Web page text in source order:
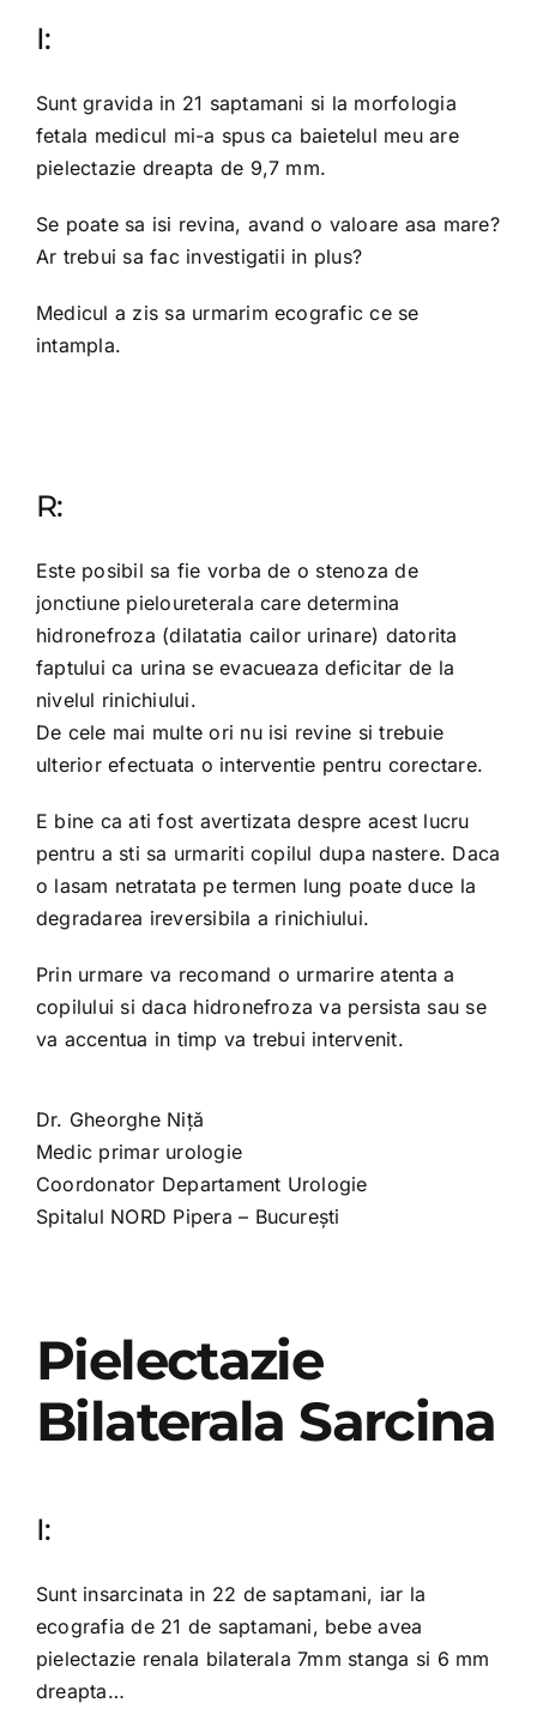
OPINIE MEDICALA
INFORMATII PACIENT
I:
Sunt gravida in 21 saptamani si la morfologia
fetala medicul mi-a spus ca baietelul meu are
pielectazie dreapta de 9,7 mm.
Se poate sa isi revina, avand o valoare asa mare?
Ar trebui sa fac investigatii in plus?
Medicul a zis sa urmarim ecografic ce se
intampla.
R:
Este posibil sa fie vorba de o stenoza de
jonctiune pieloureterala care determina
hidronefroza (dilatatia cailor urinare) datorita
faptului ca urina se evacueaza deficitar de la
nivelul rinichiului.
De cele mai multe ori nu isi revine si trebuie
ulterior efectuata o interventie pentru corectare.
E bine ca ati fost avertizata despre acest lucru
pentru a sti sa urmariti copilul dupa nastere. Daca
o lasam netratata pe termen lung poate duce la
degradarea ireversibila a rinichiului.
Prin urmare va recomand o urmarire atenta a
copilului si daca hidronefroza va persista sau se
va accentua in timp va trebui intervenit.
Dr. Gheorghe Niță
Medic primar urologie
Coordonator Departament Urologie
Spitalul NORD Pipera – București
Pielectazie
Bilaterala Sarcina
I:
Sunt insarcinata in 22 de saptamani, iar la
ecografia de 21 de saptamani, bebe avea
pielectazie renala bilaterala 7mm stanga si 6 mm
dreapta…